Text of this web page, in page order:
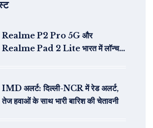
Realme P2 Pro 5G और
Realme Pad 2 Lite भारत में लॉन्च:
IMD अलर्ट: दिल्ली-NCR में रेड अलर्ट,
तेज हवाओं के साथ भारी बारिश की चेतावनी